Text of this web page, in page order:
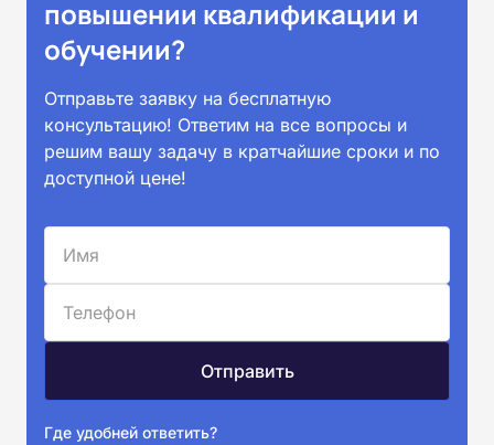
повышении квалификации и
обучении?
Отправьте заявку на бесплатную
консультацию! Ответим на все вопросы и
решим вашу задачу в кратчайшие сроки и по
доступной цене!
Где удобней ответить?